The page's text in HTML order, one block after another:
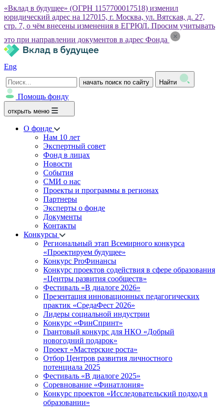
«Вклад в будущее» (ОГРН 1157700017518) изменил
юридический адрес на 127015, г. Москва, ул. Вятская, д. 27,
стр. 7, о чём внесены изменения в ЕГРЮЛ. Просим учитывать
это при направлении документов в адрес Фонда
Eng
начать поиск по сайту Найти
Помощь фонду
открыть меню
О фонде
Нам 10 лет
Экспертный совет
Фонд в лицах
Новости
События
СМИ о нас
Проекты и программы в регионах
Партнеры
Эксперты о фонде
Документы
Контакты
Конкурсы
Региональный этап Всемирного конкурса
«Проектируем будущее»
Конкурс ProФинансы
Конкурс проектов содействия в сфере образования
«Центры развития сообществ»
Фестиваль «В диалоге 2026»
Презентация инновационных педагогических
практик «СредаФест 2026»
Лидеры социальной индустрии
Конкурс «ФинСпринт»
Грантовый конкурс для НКО «Добрый
новогодний подарок»
Проект «Мастерские роста»
Отбор Центров развития личностного
потенциала 2025
Фестиваль «В диалоге 2025»
Соревнование «Финатлония»
Конкурс проектов «Исследовательский подход в
образовании»